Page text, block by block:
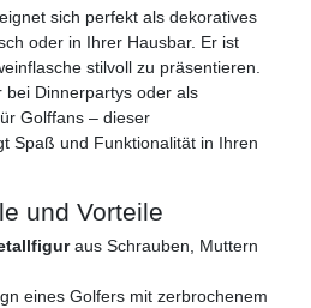
sich perfekt als dekoratives
oder in Ihrer Hausbar. Er ist
stilvoll zu präsentieren.
Dinnerpartys oder als
Golffans – dieser
Spaß und Funktionalität in Ihren
und Vorteile
aus Schrauben, Muttern
eines Golfers mit zerbrochenem